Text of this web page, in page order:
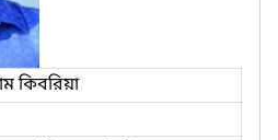
কিবরিয়া